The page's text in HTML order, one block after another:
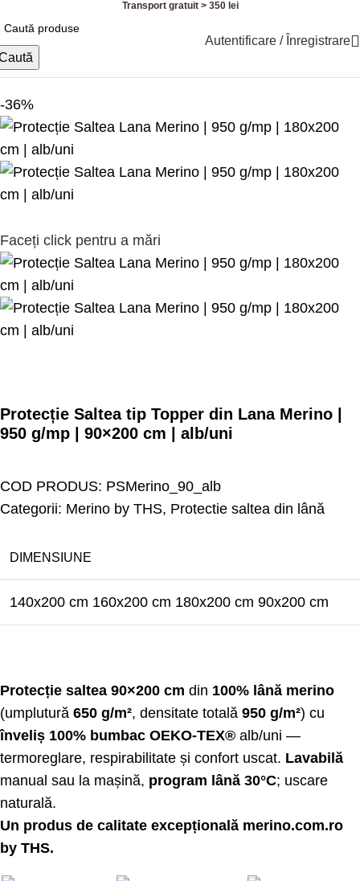
Transport gratuit > 350 lei
Autentificare / Înregistrare
Prima pagină
-36%
Faceți click pentru a mări
Protecție Saltea tip Topper din Lana Merino |
950 g/mp | 90×200 cm | alb/uni
COD PRODUS: PSMerino_90_alb
Categorii: Merino by THS, Protectie saltea din lână
DIMENSIUNE
140x200 cm 160x200 cm 180x200 cm 90x200 cm
Protecție saltea 90×200 cm din 100% lână merino
(umplutură 650 g/m², densitate totală 950 g/m²) cu
înveliș 100% bumbac OEKO-TEX® alb/uni —
termoreglare, respirabilitate și confort uscat. Lavabilă
manual sau la mașină, program lână 30°C; uscare
naturală.
Un produs de calitate excepțională merino.com.ro
by THS.